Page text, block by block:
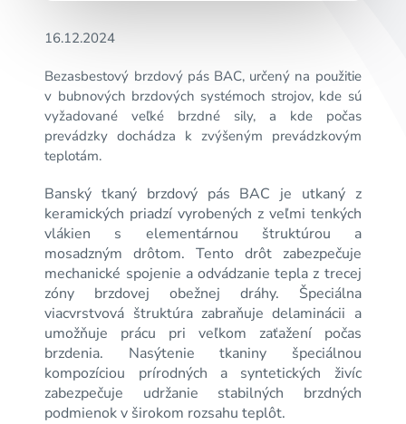
16.12.2024
Bezasbestový brzdový pás BAC, určený na použitie
v bubnových brzdových systémoch strojov, kde sú
vyžadované veľké brzdné sily, a kde počas
prevádzky dochádza k zvýšeným prevádzkovým
teplotám.
Banský tkaný brzdový pás BAC je utkaný z
keramických priadzí vyrobených z veľmi tenkých
vlákien s elementárnou štruktúrou a
mosadzným drôtom. Tento drôt zabezpečuje
mechanické spojenie a odvádzanie tepla z trecej
zóny brzdovej obežnej dráhy. Špeciálna
viacvrstvová štruktúra zabraňuje delaminácii a
umožňuje prácu pri veľkom zaťažení počas
brzdenia. Nasýtenie tkaniny špeciálnou
kompozíciou prírodných a syntetických živíc
zabezpečuje udržanie stabilných brzdných
podmienok v širokom rozsahu teplôt.